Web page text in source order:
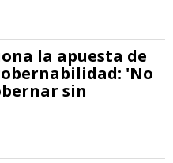
la apuesta de
'No
sin